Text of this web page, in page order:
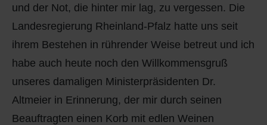
und der Not, die hinter mir lag, zu vergessen. Die
Landesregierung Rheinland-Pfalz hatte uns seit
ihrem Bestehen in rührender Weise betreut und ich
habe auch heute noch den Willkommensgruß
unseres damaligen Ministerpräsidenten Dr.
Altmeier in Erinnerung, der mir durch seinen
Beauftragten einen Korb mit edlen Weinen